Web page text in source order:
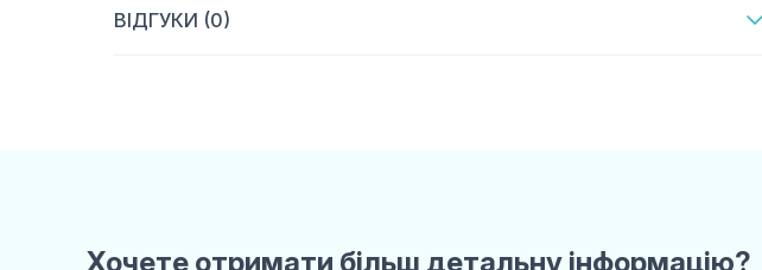
ВІДГУКИ (0)
Хочете отримати більш детальну інформацію?